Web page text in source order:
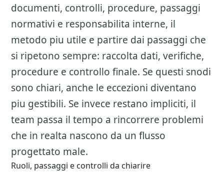
documenti, controlli, procedure, passaggi
normativi e responsabilita interne, il
metodo piu utile e partire dai passaggi che
si ripetono sempre: raccolta dati, verifiche,
procedure e controllo finale. Se questi snodi
sono chiari, anche le eccezioni diventano
piu gestibili. Se invece restano impliciti, il
team passa il tempo a rincorrere problemi
che in realta nascono da un flusso
progettato male.
Ruoli, passaggi e controlli da chiarire